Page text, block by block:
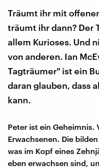
Träumt ihr mit
träumt ihr dann? Der
allem Kurioses. Und
von anderen. Ian
Tagträumer" ist ein
daran glauben, dass
kann.
Peter ist ein Geheimnis.
Erwachsenen. Die
was im Kopf eines
eben erwachsen sind,